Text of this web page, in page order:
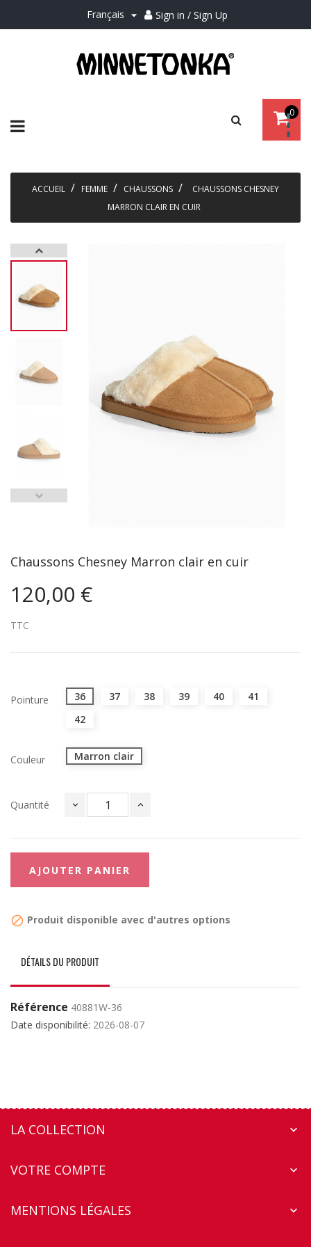
Français  Sign in / Sign Up
navigation
0
ACCUEIL FEMME CHAUSSONS
CHAUSSONS CHESNEY
MARRON CLAIR EN CUIR
Chaussons Chesney Marron clair en cuir
120,00 €
TTC
Pointure 36 37 38 39 40
41
42
Couleur Marron clair
Quantité
AJOUTER PANIER
 Produit disponible avec d'autres options
DÉTAILS DU PRODUIT
Référence 40881W-36
Date disponibilité: 2026-08-07
LA COLLECTION 
VOTRE COMPTE 
MENTIONS LÉGALES 